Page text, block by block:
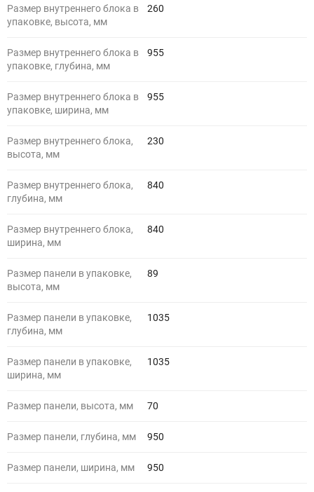
Размер внутреннего блока в
упаковке, высота, мм
260
Размер внутреннего блока в
упаковке, глубина, мм
955
Размер внутреннего блока в
упаковке, ширина, мм
955
Размер внутреннего блока,
высота, мм
230
Размер внутреннего блока,
глубина, мм
840
Размер внутреннего блока,
ширина, мм
840
Размер панели в упаковке,
высота, мм
89
Размер панели в упаковке,
глубина, мм
1035
Размер панели в упаковке,
ширина, мм
1035
Размер панели, высота, мм 70
Размер панели, глубина, мм 950
Размер панели, ширина, мм 950